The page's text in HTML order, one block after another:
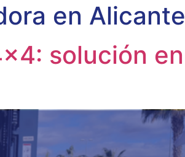
en Alicante
solución en